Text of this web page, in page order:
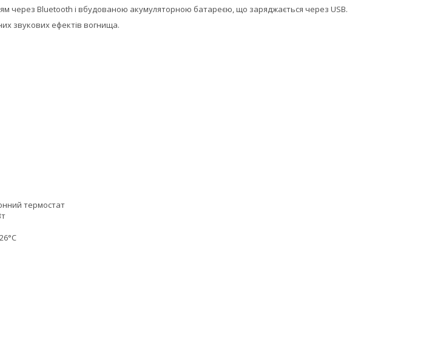
через Bluetooth і вбудованою акумуляторною батареєю, що заряджається через USB.
звукових ефектів вогнища.
термостат